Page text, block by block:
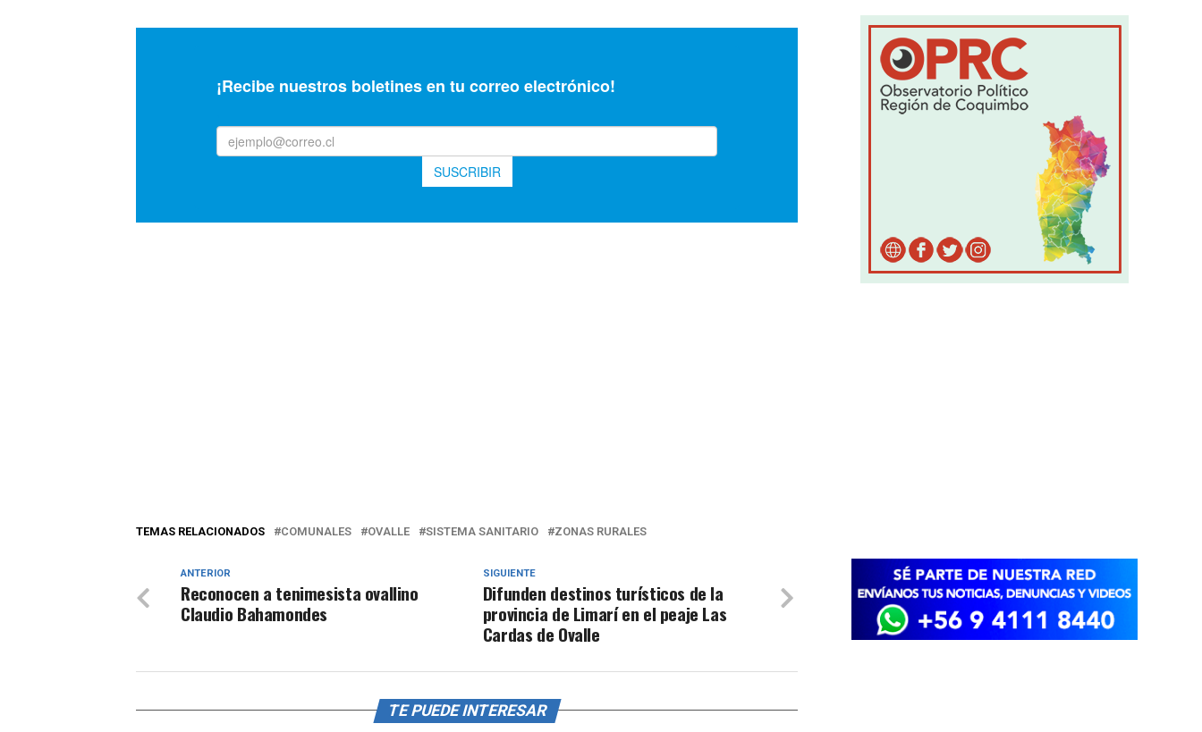
TEMAS RELACIONADOS COMUNALES OVALLE SISTEMA SANITARIO ZONAS RURALES
SIGUIENTE
Difunden destinos turísticos de la
provincia de Limarí en el peaje Las
Cardas de Ovalle
ANTERIOR
Reconocen a tenimesista ovallino
Claudio Bahamondes
TE PUEDE INTERESAR